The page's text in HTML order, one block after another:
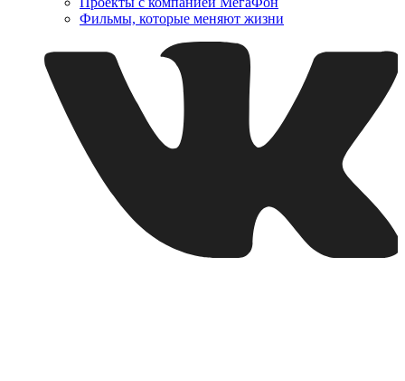
Фильмы, которые меняют жизни